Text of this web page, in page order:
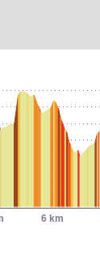
6 km